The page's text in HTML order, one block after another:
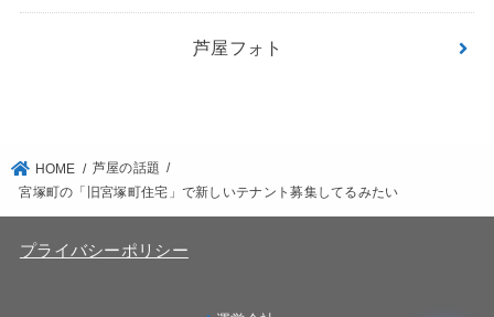
芦屋フォト
HOME
芦屋の話題
宮塚町の「旧宮塚町住宅」で新しいテナント募集してるみたい
プライバシーポリシー